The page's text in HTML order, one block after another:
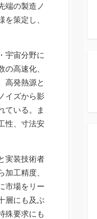
端の製造ノ
策定し、
宇宙分野に
高速化、
高発熱源と
イズから影
ている。ま
性、寸法安
実装技術者
工精度、
市場をリー
層にも及ぶ
殊要求にも